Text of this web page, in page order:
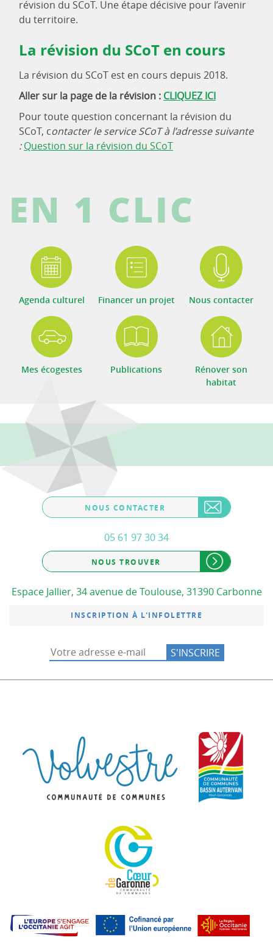
révision du SCoT. Une étape décisive pour l’avenir
du territoire.
La révision du SCoT en cours
La révision du SCoT est en cours depuis 2018.
Aller sur la page de la révision : CLIQUEZ ICI
Pour toute question concernant la révision du
SCoT, contacter le service SCoT à l’adresse suivante
:Question sur la révision du SCoT
EN 1 CLIC
Agenda culturel Financer un projet Nous contacter
Mes écogestes Publications
Rénover son
habitat
NOUS CONTACTER
05 61 97 30 34
NOUS TROUVER
Espace Jallier, 34 avenue de Toulouse, 31390 Carbonne
INSCRIPTION À L'INFOLETTRE
Communauté de